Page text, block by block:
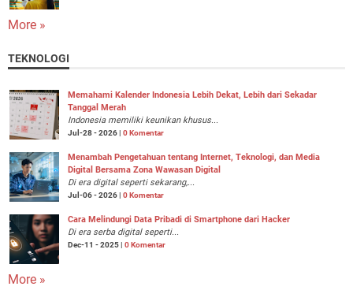
More »
TEKNOLOGI
Memahami Kalender Indonesia Lebih Dekat, Lebih dari Sekadar
Tanggal Merah
Indonesia memiliki keunikan khusus...
Jul-28 - 2026 | 0 Komentar
Menambah Pengetahuan tentang Internet, Teknologi, dan Media
Digital Bersama Zona Wawasan Digital
Di era digital seperti sekarang,...
Jul-06 - 2026 | 0 Komentar
Cara Melindungi Data Pribadi di Smartphone dari Hacker
Di era serba digital seperti...
Dec-11 - 2025 | 0 Komentar
More »